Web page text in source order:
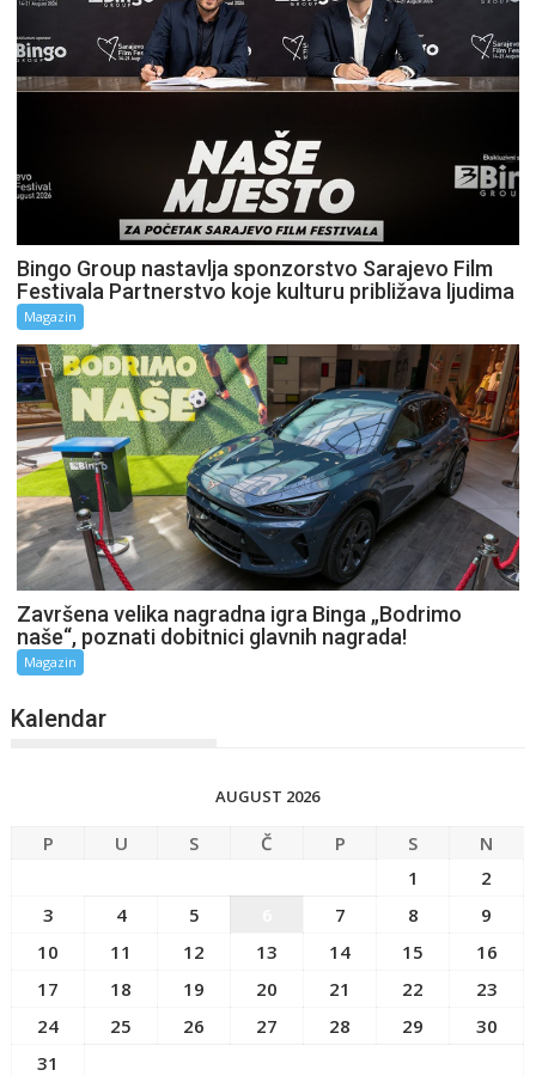
Bingo Group nastavlja sponzorstvo Sarajevo Film
Festivala Partnerstvo koje kulturu približava ljudima
Magazin
Završena velika nagradna igra Binga „Bodrimo
naše“, poznati dobitnici glavnih nagrada!
Magazin
Kalendar
AUGUST 2026
P U S Č P S
N
1
2
3
4 5 7 8
9
10
11 12 13 14 15
16
17
18 19 20 21 22
23
24
25 26 27 28 29
30
31